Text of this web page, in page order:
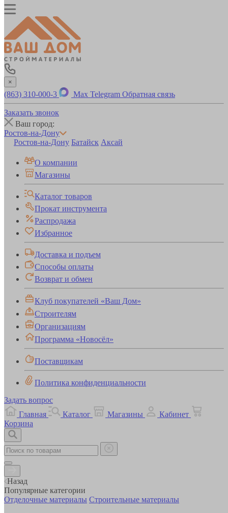
×
(863) 310-000-3 Max Telegram Обратная связь
Заказать звонок
Ваш город:
Ростов-на-Дону
Ростов-на-Дону Батайск Аксай
О компании
Магазины
Каталог товаров
Прокат инструмента
Распродажа
Избранное
Доставка и подъем
Способы оплаты
Возврат и обмен
Клуб покупателей «Ваш Дом»
Строителям
Организациям
Программа «Новосёл»
Поставщикам
Политика конфиденциальности
Задать вопрос
Главная
Каталог Магазины
Кабинет
Корзина
Назад
Популярные категории
Отделочные материалы Строительные материалы